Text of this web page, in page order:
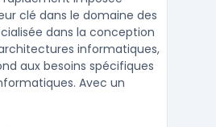
clé dans le domaine des
dans la conception
informatiques,
aux besoins spécifiques
Avec un